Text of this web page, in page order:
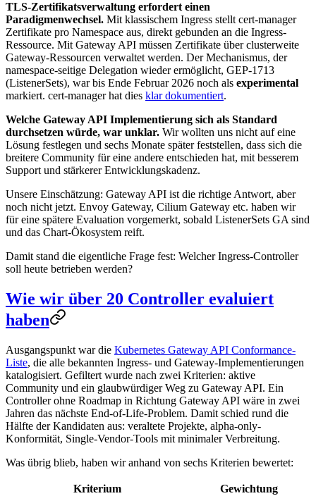
TLS-Zertifikatsverwaltung erfordert einen
Paradigmenwechsel. Mit klassischem Ingress stellt cert-manager
Zertifikate pro Namespace aus, direkt gebunden an die Ingress-
Ressource. Mit Gateway API müssen Zertifikate über clusterweite
Gateway-Ressourcen verwaltet werden. Der Mechanismus, der
namespace-seitige Delegation wieder ermöglicht, GEP-1713
(ListenerSets), war bis Ende Februar 2026 noch als experimental
markiert. cert-manager hat dies klar dokumentiert.
Welche Gateway API Implementierung sich als Standard
durchsetzen würde, war unklar. Wir wollten uns nicht auf eine
Lösung festlegen und sechs Monate später feststellen, dass sich die
breitere Community für eine andere entschieden hat, mit besserem
Support und stärkerer Entwicklungskadenz.
Unsere Einschätzung: Gateway API ist die richtige Antwort, aber
noch nicht jetzt. Envoy Gateway, Cilium Gateway etc. haben wir
für eine spätere Evaluation vorgemerkt, sobald ListenerSets GA sind
und das Chart-Ökosystem reift.
Damit stand die eigentliche Frage fest: Welcher Ingress-Controller
soll heute betrieben werden?
Wie wir über 20 Controller evaluiert
haben
Ausgangspunkt war die Kubernetes Gateway API Conformance-
Liste, die alle bekannten Ingress- und Gateway-Implementierungen
katalogisiert. Gefiltert wurde nach zwei Kriterien: aktive
Community und ein glaubwürdiger Weg zu Gateway API. Ein
Controller ohne Roadmap in Richtung Gateway API wäre in zwei
Jahren das nächste End-of-Life-Problem. Damit schied rund die
Hälfte der Kandidaten aus: veraltete Projekte, alpha-only-
Konformität, Single-Vendor-Tools mit minimaler Verbreitung.
Was übrig blieb, haben wir anhand von sechs Kriterien bewertet:
Kriterium
Gewichtung